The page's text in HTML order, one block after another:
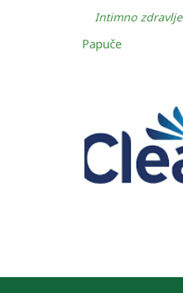
Intimno zdravlje
Papuče